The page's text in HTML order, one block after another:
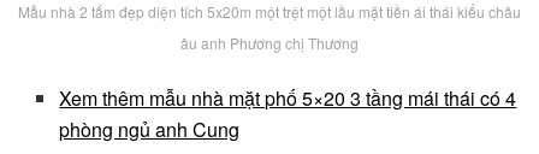
Mẫu nhà 2 tấm đẹp diện tích 5x20m một trệt một lầu mặt tiền ái thái kiểu châu
âu anh Phương chị Thương
Xem thêm mẫu nhà mặt phố 5×20 3 tầng mái thái có 4
phòng ngủ anh Cung